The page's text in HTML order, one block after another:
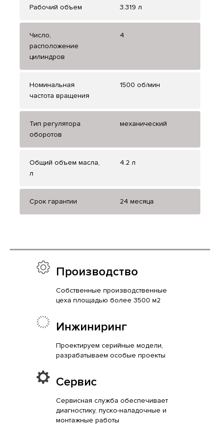
Рабочий объем 3.319 л
Число,
расположение
цилиндров
4
Номинальная
частота вращения
1500 об/мин
Тип регулятора
оборотов
механический
Общий объем масла,
л
4.2 л
Срок гарантии 24 месяца
Производство
Собственные производственные
цеха площадью более 3500 м2
Инжиниринг
Проектируем серийные модели,
разрабатываем особые проекты
Сервис
Сервисная служба обеспечивает
диагностику, пуско-наладочные и
монтажные работы